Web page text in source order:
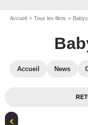
Accueil Tous les films
Accueil News